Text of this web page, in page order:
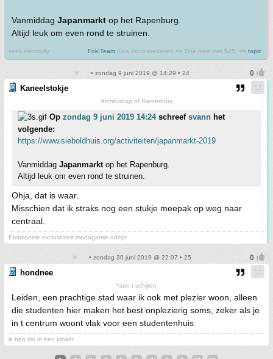
Vanmiddag Japanmarkt op het Rapenburg.
Altijd leuk om even rond te struinen.
seek electricity Fok!Team Kiva micro-kredieten == Doe mee met $25! == topic
• zondag 9 juni 2019 @ 14:29 • 24
Kaneelstokje
Archbishop of Banterbury
Op zondag 9 juni 2019 14:24schreef svann het
volgende:
https://www.sieboldhuis.org/activiteiten/japanmarkt-2019
Vanmiddag Japanmarktop het Rapenburg.
Altijd leuk om even rond te struinen.
Ohja, dat is waar.
Misschien dat ik straks nog een stukje meepak op weg naar
centraal.
Emotionele exclusiviteit monogamie-adept
• zondag 30 juni 2019 @ 22:07 • 25
hondnee
*aan t schijten
Leiden, een prachtige stad waar ik ook met plezier woon, alleen
die studenten hier maken het best onplezierig soms, zeker als je
in t centrum woont vlak voor een studentenhuis
ik heb zin in een kroket